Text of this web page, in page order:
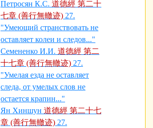
Петросян К.С. 道德經 第二十
七章 (善行無轍迹) 27.
"Умеющий странствовать не
оставляет колеи и следов..."
Семененко И.И. 道德經 第二
十七章 (善行無轍迹) 27.
"Умелая езда не оставляет
следа, от умелых слов не
остается крапин..."
Ян Хиншун 道德經 第二十七
章 (善行無轍迹) 27.